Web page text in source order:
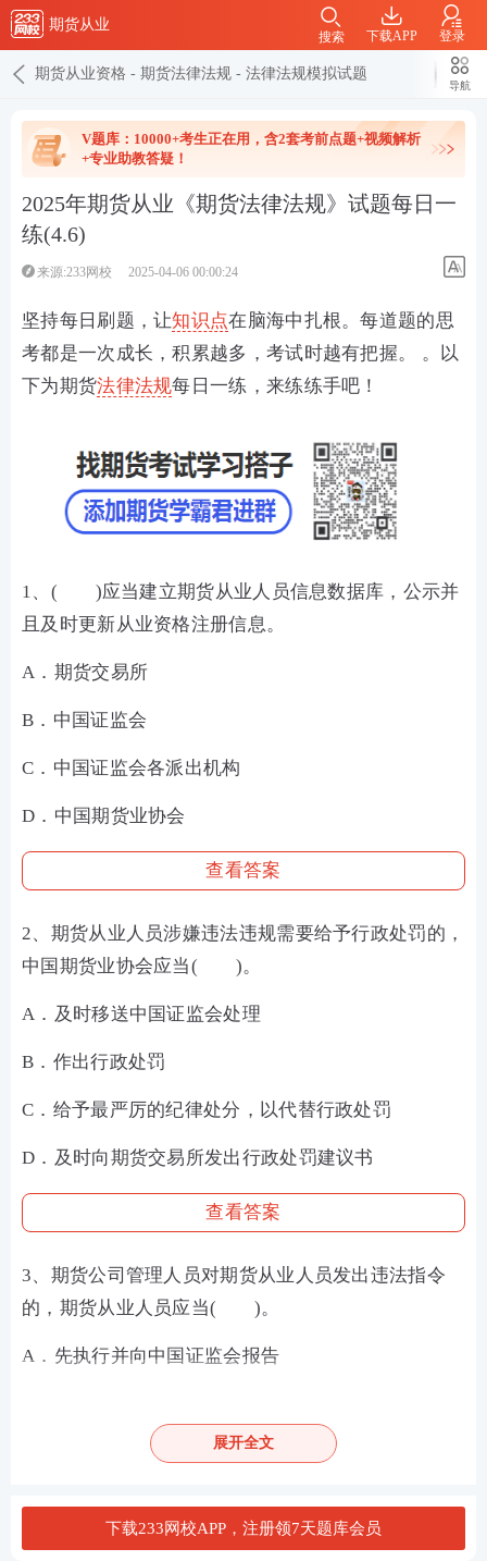
期货从业
下载APP 登录
搜索
期货从业资格 - 期货法律法规 - 法律法规模拟试题
导航
V题库：10000+考生正在用，含2套考前点题+视频解析
+专业助教答疑！
2025年期货从业《期货法律法规》试题每日一
练(4.6)
来源:233网校 2025-04-06 00:00:24
坚持每日刷题，让知识点在脑海中扎根。每道题的思
考都是一次成长，积累越多，考试时越有把握。 。以
下为期货法律法规每日一练，来练练手吧！
1、( )应当建立期货从业人员信息数据库，公示并
且及时更新从业资格注册信息。
A．期货交易所
B．中国证监会
C．中国证监会各派出机构
D．中国期货业协会
查看答案
2、期货从业人员涉嫌违法违规需要给予行政处罚的，
中国期货业协会应当( )。
A．及时移送中国证监会处理
B．作出行政处罚
C．给予最严厉的纪律处分，以代替行政处罚
D．及时向期货交易所发出行政处罚建议书
查看答案
3、期货公司管理人员对期货从业人员发出违法指令
的，期货从业人员应当( )。
A．先执行并向中国证监会报告
C．抵利并及时向中国期货业协会报告
展开全文
下载233网校APP，注册领7天题库会员